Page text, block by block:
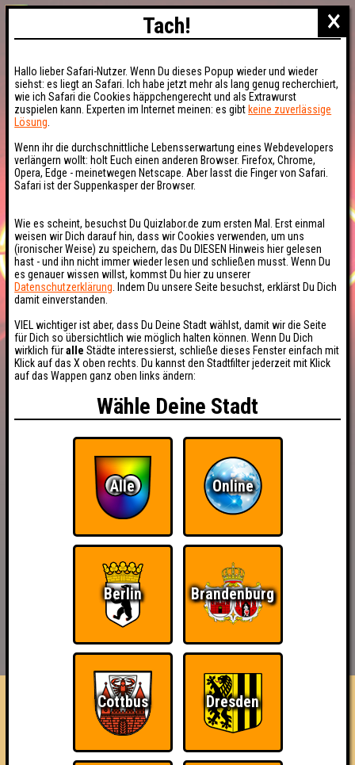
HIGHSCORE RESERVIERUNG
FAQ ÜBER UNS
Seitenquiz 48
×
Tach!
Hallo lieber Safari-Nutzer. Wenn Du dieses Popup wieder und wieder
siehst: es liegt an Safari. Ich habe jetzt mehr als lang genug recherchiert,
wie ich Safari die Cookies häppchengerecht und als Extrawurst
zuspielen kann. Experten im Internet meinen: es gibt keine zuverlässige
Lösung
Wenn ihr die durchschnittliche Lebensserwartung eines Webdevelopers
verlängern wollt: holt Euch einen anderen Browser. Firefox, Chrome,
Opera, Edge - meinetwegen Netscape. Aber lasst die Finger von Safari.
Safari ist der Suppenkasper der Browser.
Wie es scheint, besuchst Du Quizlabor.de zum ersten Mal. Erst einmal
weisen wir Dich darauf hin, dass wir Cookies verwenden, um uns
(ironischer Weise) zu speichern, das Du DIESEN Hinweis hier gelesen
hast - und ihn nicht immer wieder lesen und schließen musst. Wenn Du
es genauer wissen willst, kommst Du hier zu unserer
Datenschutzerklärung . Indem Du unsere Seite besuchst, erklärst Du Dich
damit einverstanden.
VIEL wichtiger ist aber, dass Du Deine Stadt wählst, damit wir die Seite
für Dich so übersichtlich wie möglich halten können. Wenn Du Dich
wirklich füralle Städte interessierst, schließe dieses Fenster einfach mit
Klick auf das X oben rechts. Du kannst den Stadtfilter jederzeit mit Klick
auf das Wappen ganz oben links ändern:
Wähle Deine Stadt
Alle Online
Berlin Brandenburg
Cottbus Dresden